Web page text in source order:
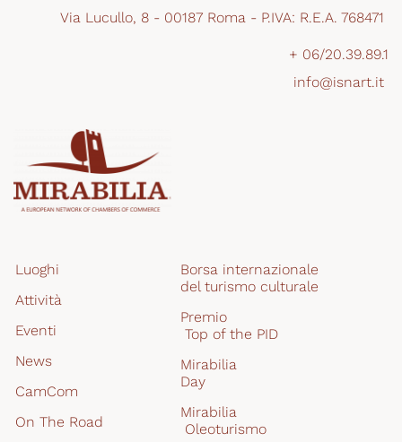
Via Lucullo, 8 - 00187 Roma - P.IVA: R.E.A. 768471
+ 06/20.39.89.1
info@isnart.it
Luoghi
Attività
Eventi
News
CamCom
On The Road
Borsa internazionale
del turismo culturale
Premio
Top of the PID
Mirabilia
Day
Mirabilia
Oleoturismo